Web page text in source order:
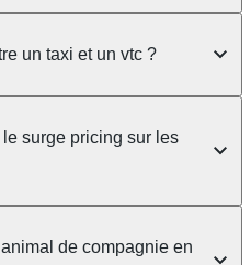
jusqu'à 3 bagages
le champ "Message
Le prix n'est
bagages.
un taxi et un vtc ?
dans la rue, à une
un tarif au
fixe annoncé à
facilement votre
surge pricing sur les
et suit un barème
de compagnie en